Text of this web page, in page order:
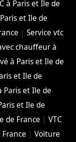
à Paris et Ile de
et Ile de
|Service vtc
chauffeur à
à Paris et Ile de
et Ile de
Paris et Ile de
et Ile de
de France |VTC
France |Voiture